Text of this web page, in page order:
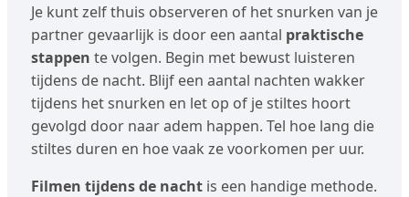
Je kunt zelf thuis observeren of het snurken van je
partner gevaarlijk is door een aantal praktische
stappen te volgen. Begin met bewust luisteren
tijdens de nacht. Blijf een aantal nachten wakker
tijdens het snurken en let op of je stiltes hoort
gevolgd door naar adem happen. Tel hoe lang die
stiltes duren en hoe vaak ze voorkomen per uur.
Filmen tijdens de nachtis een handige methode.